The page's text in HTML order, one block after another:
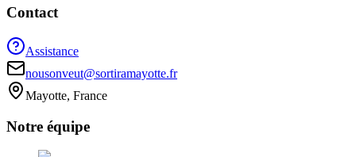
Contact
Assistance
nousonveut@sortiramayotte.fr
Mayotte, France
Notre équipe